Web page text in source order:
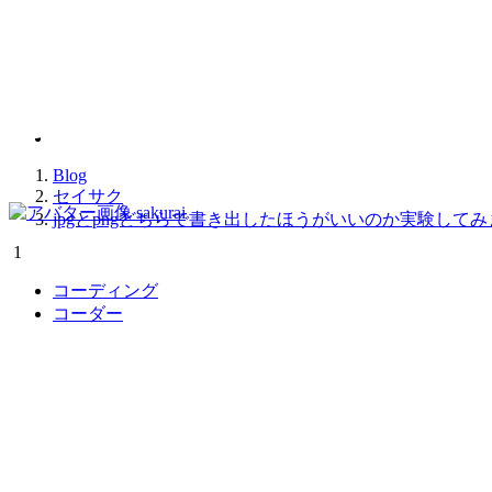
Blog
セイサク
jpgとpngどちらで書き出したほうがいいのか実験してみ
sakurai
1
コーディング
コーダー